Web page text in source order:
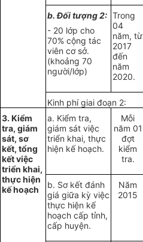
b. Đối tượng 2:
- 20 lớp cho
70% cộng tác
viên cơ sở.
(khoảng 70
người/lớp)
Trong
04
năm, từ
2017
đến
năm
2020.
Kinh phí giai đoạn 2:
3. Kiểm
tra, giám
sát, sơ
kết, tổng
kếtviệc
triển khai,
thực hiện
kế hoạch
a. Kiểm tra,
giám sát việc
triển khai, thực
hiện kế hoạch.
Mỗi
năm 01
đợt
kiểm
tra.
b. Sơ kết đánh
giá giữa kỳ việc
thực hiện kế
hoạch cấp tỉnh,
cấp huyện.
Năm
2015